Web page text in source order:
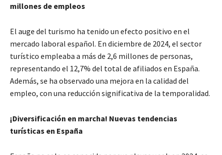
millones de empleos
El auge del turismo ha tenido un efecto positivo en el
mercado laboral español. En diciembre de 2024, el sector
turístico empleaba a más de 2,6 millones de personas,
representando el 12,7% del total de afiliados en España.
Además, se ha observado una mejora en la calidad del
empleo, con una reducción significativa de la temporalidad.
¡Diversificación en marcha! Nuevas tendencias
turísticas en España